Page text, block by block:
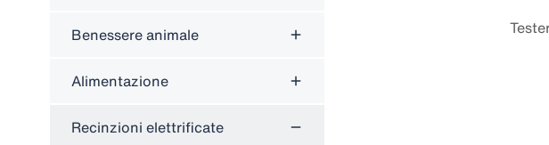
Benessere animale
Alimentazione
Recinzioni elettrificate